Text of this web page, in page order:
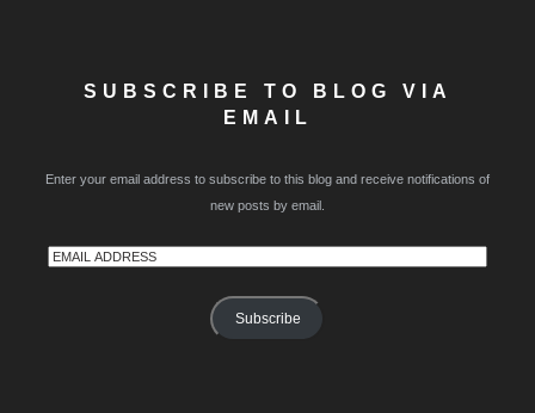
SUBSCRIBE TO BLOG VIA
EMAIL
Enter your email address to subscribe to this blog and receive notifications of
new posts by email.
Email
Subscribe